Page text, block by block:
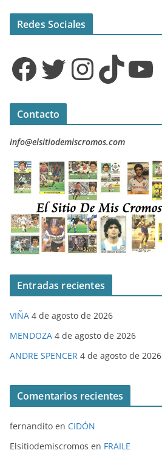
Redes Sociales
Facebook Twitter InstagramTikTok YouTube
Contacto
info@elsitiodemiscromos.com
Entradas recientes
VIÑA 4 de agosto de 2026
MENDOZA 4 de agosto de 2026
ANDRE SPENCER 4 de agosto de 2026
Comentarios recientes
fernandito en CIDÓN
Elsitiodemiscromos en FRAILE